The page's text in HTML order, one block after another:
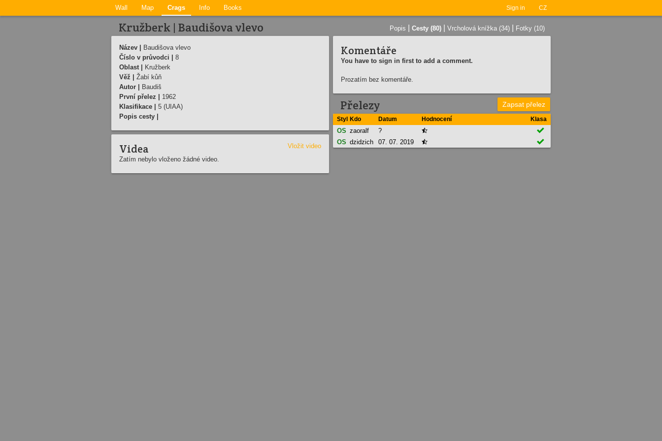
Sign in CZ
Wall Map Crags Info Books
Kružberk | Baudišova vlevo Popis Cesty (80) Vrcholová knížka (34) Fotky (10)
Název |
Baudišova vlevo
Číslo v průvodci |
8
Oblast |
Kružberk
Věž |
Žabí kůň
Autor |
Baudiš
První přelez |
1962
Klasifikace |
5 (UIAA)
Popis cesty |
Videa
Vložit video
Zatím nebylo vloženo žádné video.
Komentáře
You have to sign in first to add a comment.
Prozatím bez komentáře.
Přelezy Zapsat přelez
Styl Kdo Datum Hodnocení Klasa
OS zaoralf ? 

OS dzidzich 07. 07. 2019  